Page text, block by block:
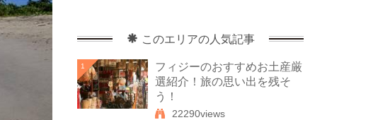
このエリアの人気記事
1
フィジーのおすすめお土産厳
選紹介！旅の思い出を残そ
う！
22290views